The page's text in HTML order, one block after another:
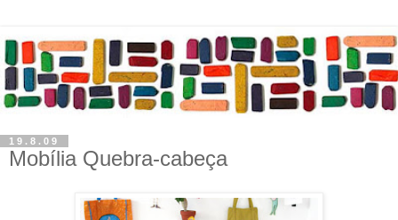
19.8.09
Mobília Quebra-cabeça